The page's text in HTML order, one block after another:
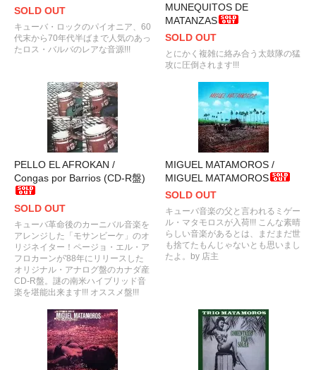
SOLD OUT
キューバ・ロックのパイオニア、60
代末から70年代半ばまで人気のあっ
たロス・バルバのレアな音源!!!
MUNEQUITOS DE
MATANZAS
SOLD OUT
とにかく複雑に絡み合う太鼓隊の猛
攻に圧倒されます!!!
PELLO EL AFROKAN /
Congas por Barrios (CD-R盤)
SOLD OUT
キューバ革命後のカーニバル音楽を
アレンジした「モサンビーケ」のオ
リジネイター！ページョ・エル・ア
フロカーンが'88年にリリースした
オリジナル・アナログ盤のカナダ産
CD-R盤。謎の南米ハイブリッド音
楽を堪能出来ます!!! オススメ盤!!!
MIGUEL MATAMOROS /
MIGUEL MATAMOROS
SOLD OUT
キューバ音楽の父と言われるミゲー
ル・マタモロスが入荷!!! こんな素晴
らしい音楽があるとは、まだまだ世
も捨てたもんじゃないとも思いまし
たよ。by 店主